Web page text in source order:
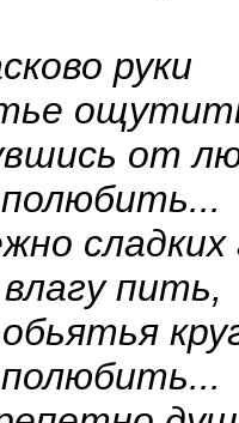
руки
от
сладких
пить,